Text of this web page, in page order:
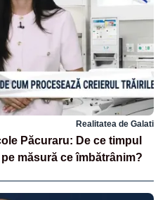
Realitatea de Galati
Păcuraru: De ce timpul
măsură ce îmbătrânim?